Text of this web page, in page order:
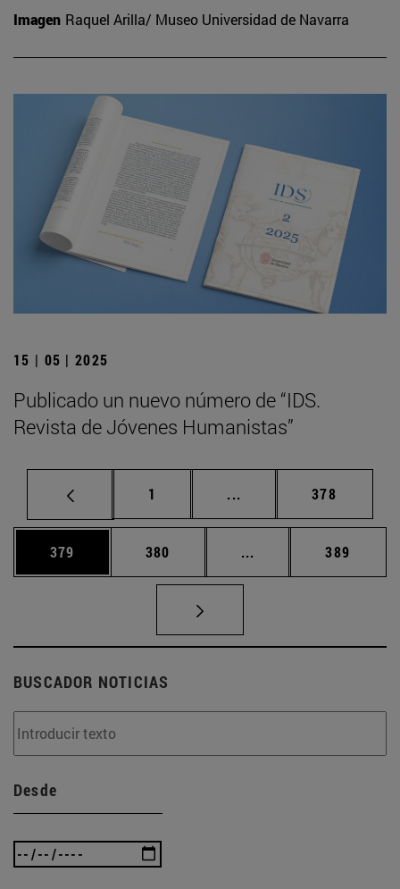
Imagen Raquel Arilla/ Museo Universidad de Navarra
15 | 05 | 2025
Publicado un nuevo número de “IDS.
Revista de Jóvenes Humanistas”
Página
1 ... Páginas intermedias
Página
378
Página
379 Página
380 ... Páginas intermedias
Página
389
BUSCADOR NOTICIAS
Desde